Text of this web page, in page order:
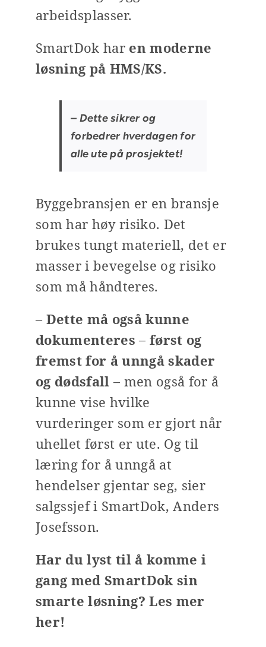
arbeidsplasser.
SmartDok har en moderne
løsning på HMS/KS.
– Dette sikrer og
forbedrer hverdagen for
alle ute på prosjektet!
Byggebransjen er en bransje
som har høy risiko. Det
brukes tungt materiell, det er
masser i bevegelse og risiko
som må håndteres.
– Dette må også kunne
dokumenteres – først og
fremst for å unngå skader
og dødsfall – men også for å
kunne vise hvilke
vurderinger som er gjort når
uhellet først er ute. Og til
læring for å unngå at
hendelser gjentar seg, sier
salgssjef i SmartDok, Anders
Josefsson.
Har du lyst til å komme i
gang med SmartDok sin
smarte løsning?Les mer
her!